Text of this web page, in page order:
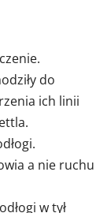
do
ich linii
a nie ruchu
w tył